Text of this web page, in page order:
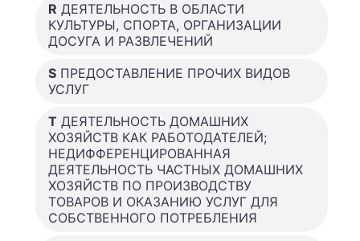
R ДЕЯТЕЛЬНОСТЬ В ОБЛАСТИ
КУЛЬТУРЫ, СПОРТА, ОРГАНИЗАЦИИ
ДОСУГА И РАЗВЛЕЧЕНИЙ
S ПРЕДОСТАВЛЕНИЕ ПРОЧИХ ВИДОВ
УСЛУГ
T ДЕЯТЕЛЬНОСТЬ ДОМАШНИХ
ХОЗЯЙСТВ КАК РАБОТОДАТЕЛЕЙ;
НЕДИФФЕРЕНЦИРОВАННАЯ
ДЕЯТЕЛЬНОСТЬ ЧАСТНЫХ ДОМАШНИХ
ХОЗЯЙСТВ ПО ПРОИЗВОДСТВУ
ТОВАРОВ И ОКАЗАНИЮ УСЛУГ ДЛЯ
СОБСТВЕННОГО ПОТРЕБЛЕНИЯ